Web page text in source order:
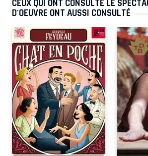
CEUX QUI ONT CONSULTÉ LE
D'OEUVRE ONT AUSSI CONSULTÉ